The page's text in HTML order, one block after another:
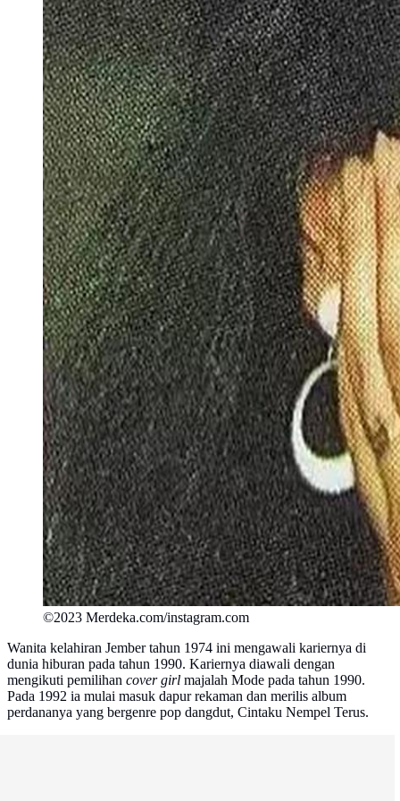
©2023 Merdeka.com/instagram.com
Wanita kelahiran Jember tahun 1974 ini mengawali kariernya di
dunia hiburan pada tahun 1990. Kariernya diawali dengan
mengikuti pemilihan cover girl majalah Mode pada tahun 1990.
Pada 1992 ia mulai masuk dapur rekaman dan merilis album
perdananya yang bergenre pop dangdut, Cintaku Nempel Terus.